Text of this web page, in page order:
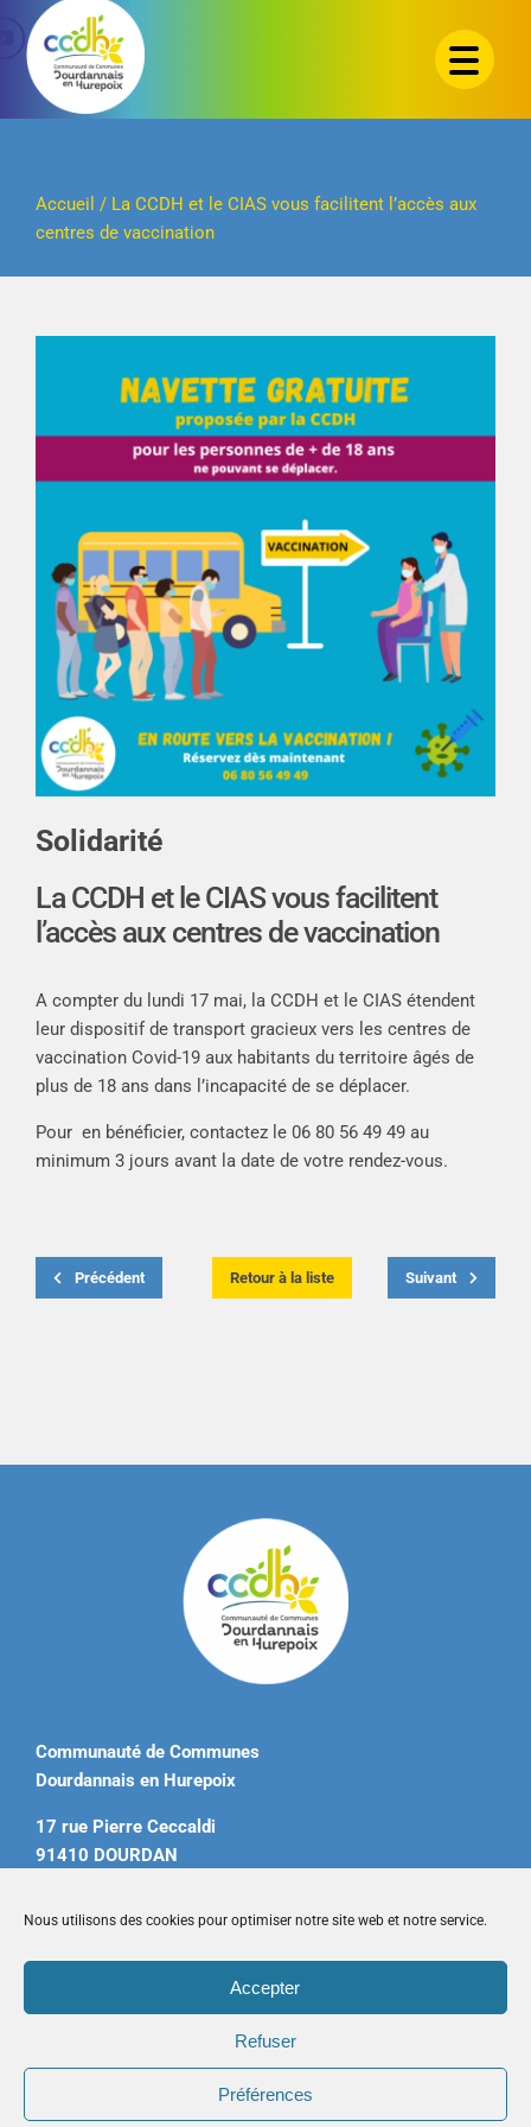
Nous utilisons des cookies pour optimiser notre site web et notre service.
Accepter
Refuser
Préférences
Passer
contenu
Accueil / La CCDH et le CIAS vous facilitent l’accès aux
centres de vaccination
Solidarité
La CCDH et le CIAS vous facilitent
l’accès aux centres de vaccination
A compter du lundi 17 mai, la CCDH et le CIAS étendent
leur dispositif de transport gracieux vers les centres de
vaccination Covid-19 aux habitants du territoire âgés de
plus de 18 ans dans l’incapacité de se déplacer.
Pour en bénéficier, contactez le 06 80 56 49 49 au
minimum 3 jours avant la date de votre rendez-vous.
Précédent Retour à la liste Suivant
Communauté de Communes
Dourdannais en Hurepoix
17 rue Pierre Ceccaldi
91410 DOURDAN
contact@ccdourdannais.com
Accueil|Plan du site|Mentions légales|Contactez-nous